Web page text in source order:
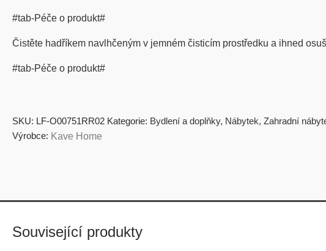
#tab-Péče o produkt#
Čistěte hadříkem navlhčeným v jemném čisticím prostředku a ihned
#tab-Péče o produkt#
SKU: LF-O00751RR02 Kategorie: Bydlení a doplňky, Nábytek, Zahradní
Výrobce: Kave Home
Související produkty